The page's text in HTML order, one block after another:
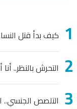
كيف بدأ قتل
التحرش بالنظر..
التلصص الجنسي..